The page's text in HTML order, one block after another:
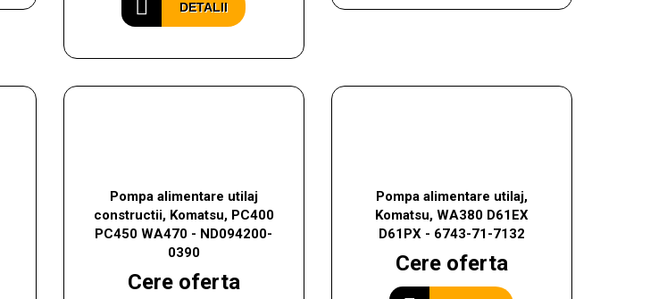
DETALII
Pompa alimentare utilaj
constructii, Komatsu, PC400
PC450 WA470 - ND094200-
0390
Cere oferta
Pompa alimentare utilaj,
Komatsu, WA380 D61EX
D61PX - 6743-71-7132
Cere oferta